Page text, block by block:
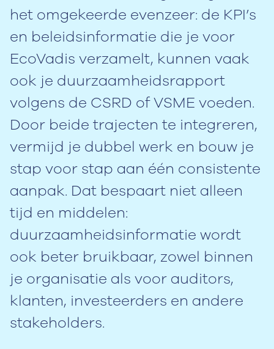
het omgekeerde evenzeer: de KPI’s
en beleidsinformatie die je voor
EcoVadis verzamelt, kunnen vaak
ook je duurzaamheidsrapport
volgens de CSRD of VSME voeden.
Door beide trajecten te integreren,
vermijd je dubbel werk en bouw je
stap voor stap aan één consistente
aanpak. Dat bespaart niet alleen
tijd en middelen:
duurzaamheidsinformatie wordt
ook beter bruikbaar, zowel binnen
je organisatie als voor auditors,
klanten, investeerders en andere
stakeholders.